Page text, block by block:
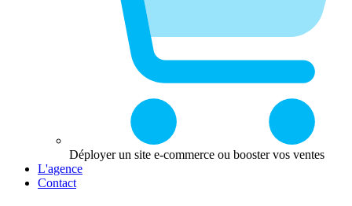
Déployer un site e-commerce ou booster vos ventes
L'agence
Contact